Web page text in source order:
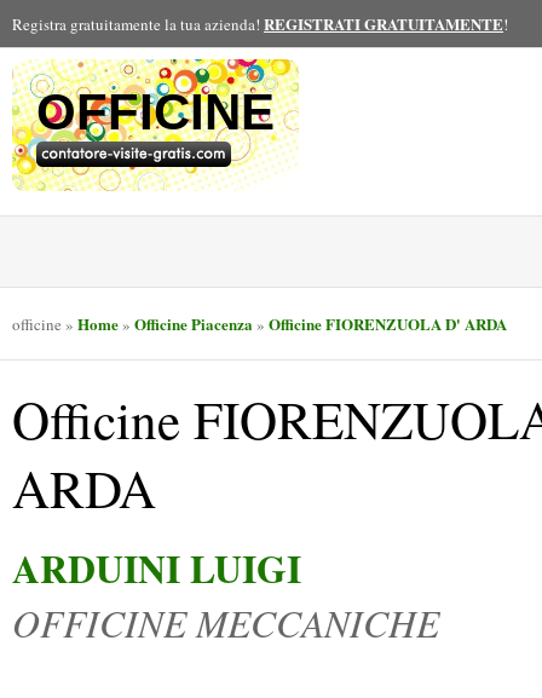
Registra gratuitamente la tua azienda! REGISTRATI GRATUITAMENTE!
OFFICINE
officine » Home» Officine Piacenza» Officine FIORENZUOLA D' ARDA
Officine
ARDA
ARDUINI LUIGI
OFFICINE MECCANICHE